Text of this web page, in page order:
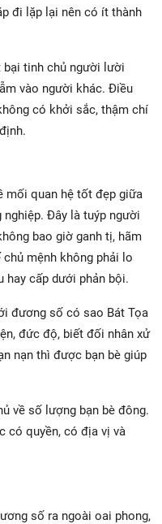
đi lặp lại nên có ít thành
bại tinh chủ người lười
vào người khác. Điều
có khởi sắc, thậm chí
mối quan hệ tốt đẹp giữa
Đây là tuýp người
bao giờ ganh tị, hãm
mệnh không phải lo
hay cấp dưới phản bội.
đương số có sao Bát Tọa
đức độ, biết đối nhân xử
nạn thì được bạn bè giúp
về số lượng bạn bè đông.
có quyền, có địa vị và
số ra ngoài oai phong,